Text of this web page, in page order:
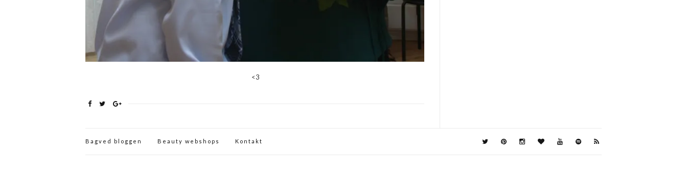
<3
Bagved bloggen Beauty webshops Kontakt